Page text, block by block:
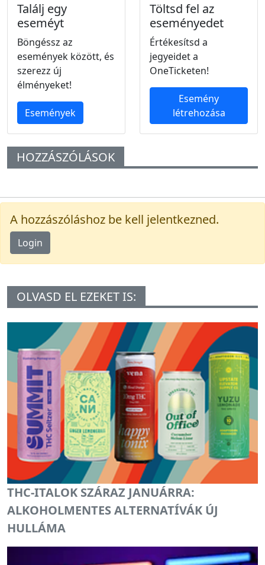
Találj egy
eseméyt
Böngéssz az
események között, és
szerezz új
élményeket!
Események
Töltsd fel az
eseményedet
Értékesítsd a
jegyeidet a
OneTicketen!
Esemény
létrehozása
HOZZÁSZÓLÁSOK
A hozzászóláshoz be kell jelentkezned.
Login
OLVASD EL EZEKET IS:
THC-ITALOK SZÁRAZ JANUÁRRA:
ALKOHOLMENTES ALTERNATÍVÁK ÚJ
HULLÁMA